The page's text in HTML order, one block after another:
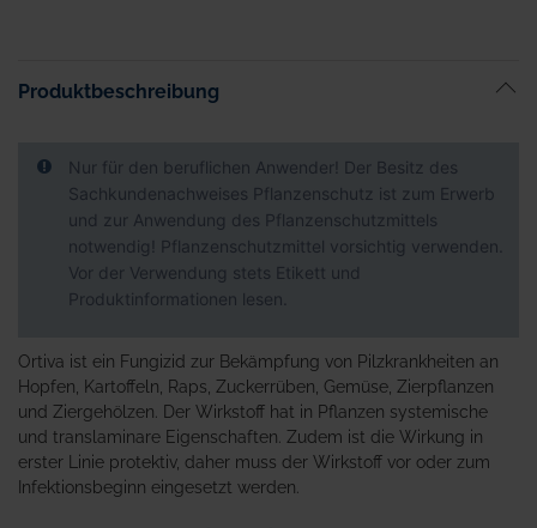
Produktbeschreibung
Nur für den beruflichen Anwender! Der Besitz des
Sachkundenachweises Pflanzenschutz ist zum Erwerb
und zur Anwendung des Pflanzenschutzmittels
notwendig! Pflanzenschutzmittel vorsichtig verwenden.
Vor der Verwendung stets Etikett und
Produktinformationen lesen.
Ortiva ist ein Fungizid zur Bekämpfung von Pilzkrankheiten an
Hopfen, Kartoffeln, Raps, Zuckerrüben, Gemüse, Zierpflanzen
und Ziergehölzen. Der Wirkstoff hat in Pflanzen systemische
und translaminare Eigenschaften. Zudem ist die Wirkung in
erster Linie protektiv, daher muss der Wirkstoff vor oder zum
Infektionsbeginn eingesetzt werden.